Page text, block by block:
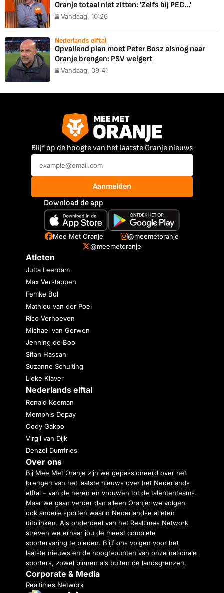
Oranje totaal niet zitten: 'Zelfs bij PEC...'
Vandaag, 10:26
Nederlands elftal
Opvallend plan moet Peter Bosz alsnog naar
Oranje brengen: PSV weigert
Vandaag, 09:41
Blijf op de hoogte van het laatste Oranje nieuws
Aanmelden
Download de app
Mee Met Oranje
@meemetoranje
@meemetoranje
Atleten
Jutta Leerdam
Max Verstappen
Femke Bol
Mathieu van der Poel
Rico Verhoeven
Michael van Gerwen
Jenning de Boo
Sifan Hassan
Suzanne Schulting
Lieke Klaver
Nederlands elftal
Ronald Koeman
Memphis Depay
Cody Gakpo
Virgil van Dijk
Denzel Dumfries
Over ons
Bij Mee Met Oranje zijn we gepassioneerd over het
brengen van het laatste nieuws over het Nederlands
elftal – van de heren en vrouwen tot de talententeams.
Maar we gaan verder dan alleen Oranje: we volgen
ook andere sporten waarin Nederlandse atleten
uitblinken. Als onderdeel van het Realtimes Network
streven we ernaar jou de meest complete
sportervaring te bieden. Blijf ons volgen voor het
laatste nieuws en de hoogtepunten van onze nationale
sporters, zowel binnen als buiten de landsgrenzen.
Corporate & Media
Realtimes Network